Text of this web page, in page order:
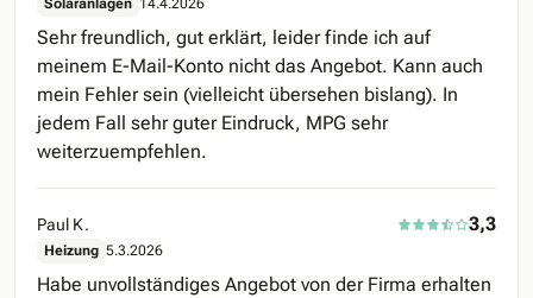
Solaranlagen 14.4.2026
Sehr freundlich, gut erklärt, leider finde ich auf
meinem E-Mail-Konto nicht das Angebot. Kann auch
mein Fehler sein (vielleicht übersehen bislang). In
jedem Fall sehr guter Eindruck, MPG sehr
weiterzuempfehlen.
Paul K. 3,3
Heizung 5.3.2026
Habe unvollständiges Angebot von der Firma erhalten